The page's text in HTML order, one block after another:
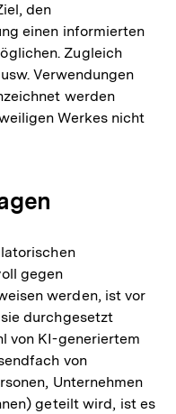
den
einen informierten
Zugleich
Verwendungen
werden
Werkes nicht
gegen
werden, ist vor
durchgesetzt
von KI-generiertem
von
Unternehmen
geteilt wird, ist es